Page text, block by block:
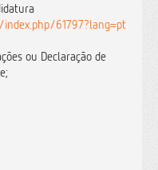
61797?lang=pt
ou Declaração de
;